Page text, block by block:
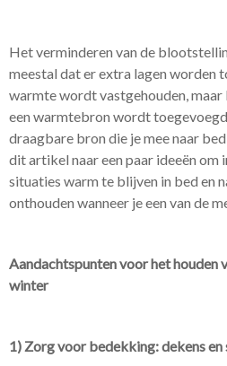
Het verminderen van de
meestal dat er extra lagen worden
warmte wordt vastgehouden,
een warmtebron wordt
draagbare bron die je mee naar
dit artikel naar een paar ideeën om
situaties warm te blijven in bed en
onthouden wanneer je een van de
Aandachtspunten voor het houden
winter
1) Zorg voor bedekking: dekens en